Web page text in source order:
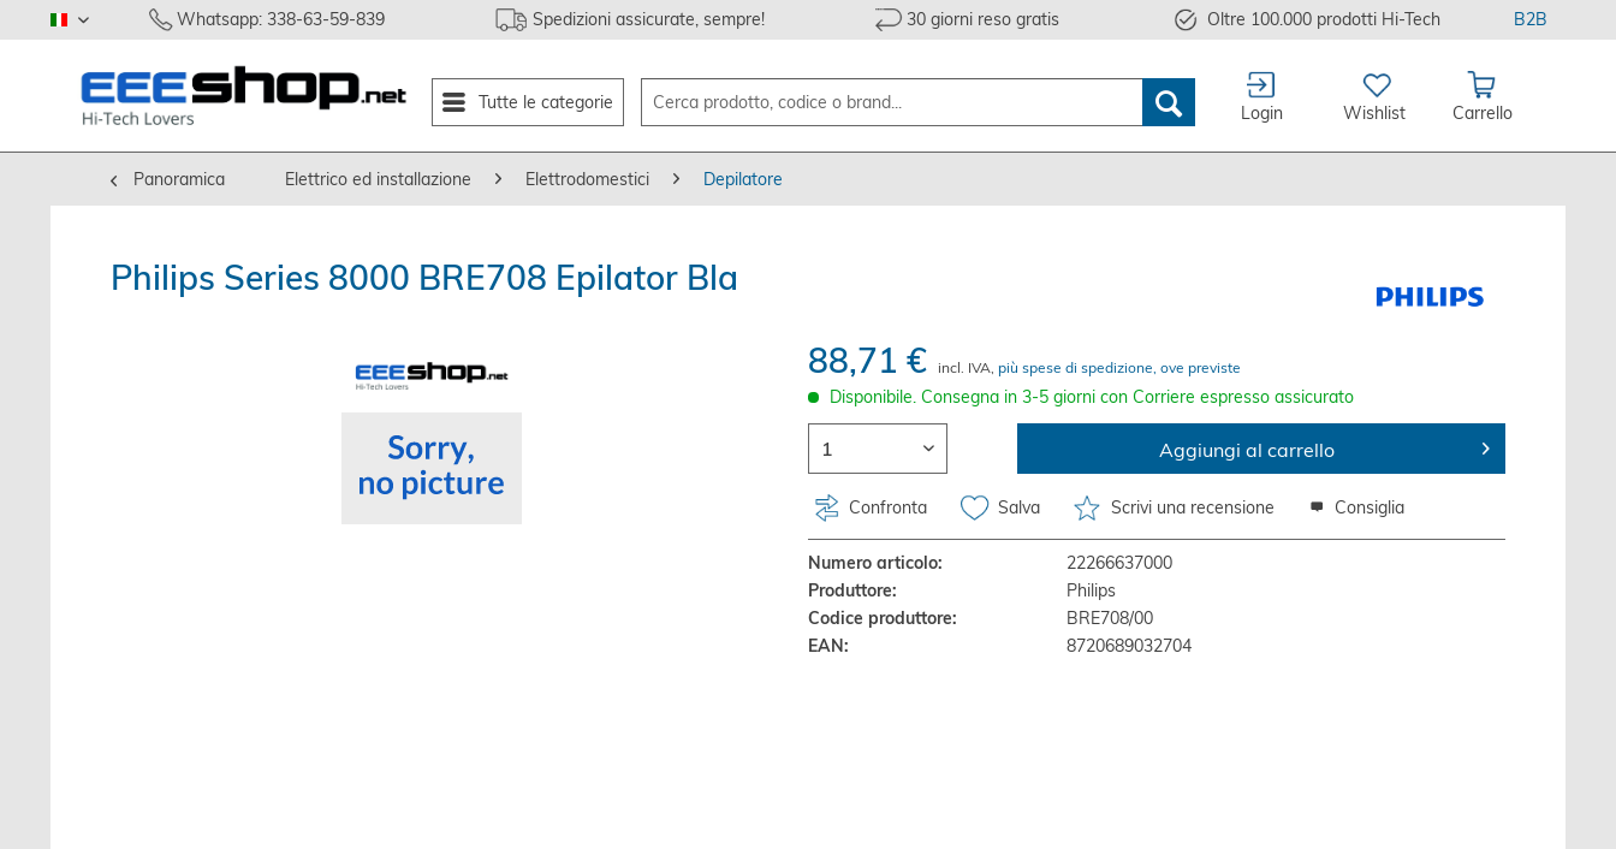
italiano Whatsapp: 338-63-59-839 Spedizioni assicurate, sempre! 30 giorni reso gratis Oltre 100.000 prodotti Hi-Tech B2B
Tutte le categorie
Login Wishlist Carrello
Panoramica Elettrico ed installazione Elettrodomestici Depilatore
Philips Series 8000 BRE708 Epilator Bla
88,71 €
incl. IVA, più spese di spedizione, ove previste
Disponibile. Consegna in 3-5 giorni con Corriere espresso assicurato
Aggiungi al carrello
Confronta Salva Scrivi una recensione Consiglia
Numero articolo:
22266637000
Produttore:
Philips
Codice produttore:
BRE708/00
EAN:
8720689032704